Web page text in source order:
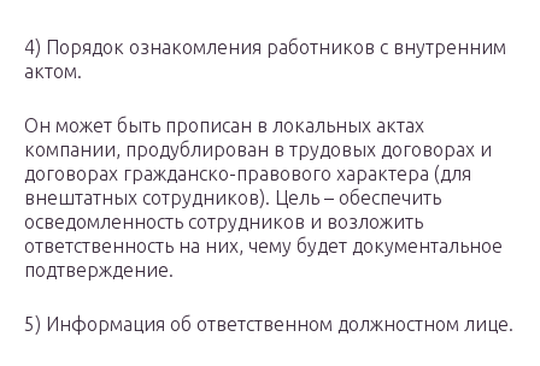
4) Порядок ознакомления работников с внутренним
актом.
Он может быть прописан в локальных актах
компании, продублирован в трудовых договорах и
договорах гражданско-правового характера (для
внештатных сотрудников). Цель – обеспечить
осведомленность сотрудников и возложить
ответственность на них, чему будет документальное
подтверждение.
5) Информация об ответственном должностном лице.